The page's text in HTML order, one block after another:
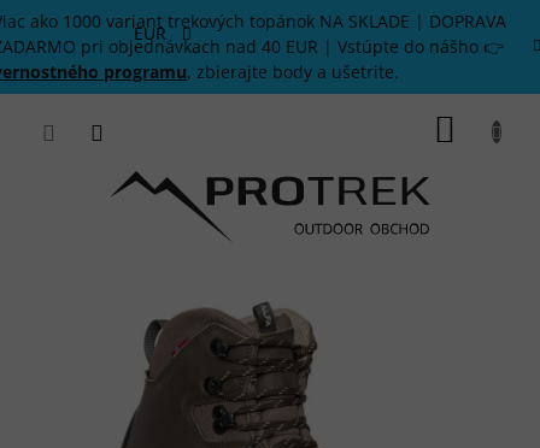
Prejsť
na
obsah
ako 1000 variant trekových topánok NA SKLADE | DOPRAVA
pri objednávkach nad 40 EUR | Vstúpte do nášho 👉
programu, zbierajte body a ušetrite.
EUR